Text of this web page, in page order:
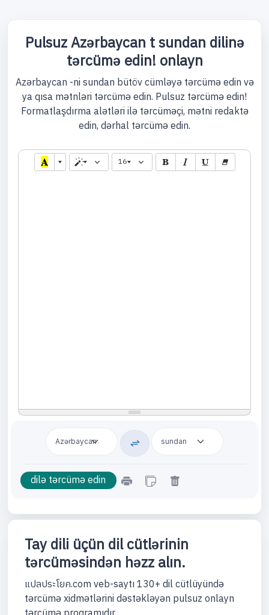
Pulsuz Azərbaycan t sundan dilinə
tərcümə edin! onlayn
Azərbaycan -ni sundan bütöv cümləyə tərcümə edin və
ya qısa mətnləri tərcümə edin. Pulsuz tərcümə edin!
Formatlaşdırma alətləri ilə tərcüməçi, mətni redaktə
edin, dərhal tərcümə edin.
16
Tay dili üçün dil cütlərinin
tərcüməsindən həzz alın.
แปลประโยค.com veb-saytı 130+ dil cütlüyündə
tərcümə xidmətlərini dəstəkləyən pulsuz onlayn